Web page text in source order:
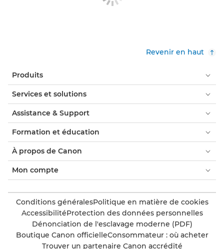
Revenir en haut
Produits
Services et solutions
Assistance & Support
Formation et éducation
À propos de Canon
Mon compte
Conditions généralesPolitique en matière de cookies
AccessibilitéProtection des données personnelles
Dénonciation de l'esclavage moderne (PDF)
Boutique Canon officielleConsommateur : où acheter
Trouver un partenaire Canon accrédité